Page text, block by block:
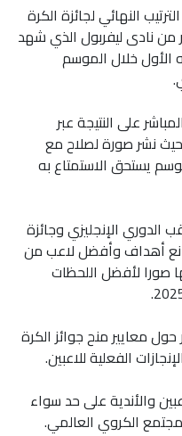
النهائي لجائزة الكرة
من نادى ليفربول الذي شهد
الأول خلال الموسم
على النتيجة عبر
نشر صورة لصلاح مع
يستحق الاستمتاع به
الإنجليزي وجائزة
أهداف وأفضل لاعب من
صورا لأفضل اللحظات
معايير منح جوائز الكرة
الفعلية للاعبين.
والأندية على حد سواء
الكروي العالمي.